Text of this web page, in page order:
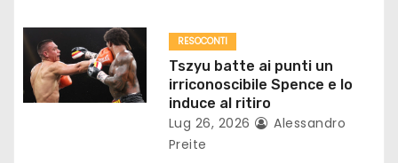
o
l
i
RESOCONTI
Tszyu batte ai punti un
irriconoscibile Spence e lo
induce al ritiro
Lug 26, 2026
Alessandro
Preite